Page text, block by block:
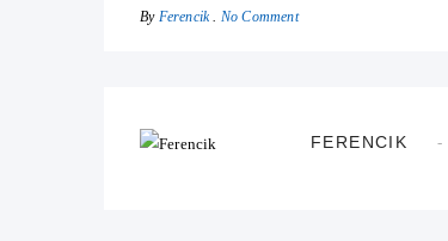
By Ferencik No Comment
FERENCIK